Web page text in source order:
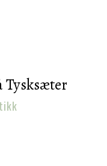
Tysksæter